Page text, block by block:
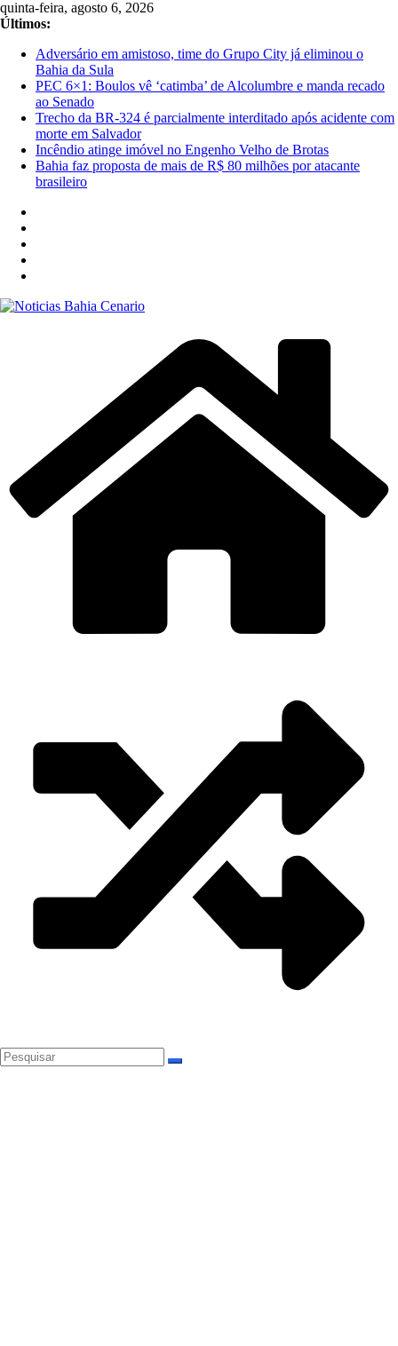
Pular
para
conteúdo
quinta-feira, agosto 6, 2026
Últimos:
Adversário em amistoso, time do Grupo City já eliminou o
Bahia da Sula
PEC 6×1: Boulos vê ‘catimba’ de Alcolumbre e manda recado
ao Senado
Trecho da BR-324 é parcialmente interditado após acidente com
morte em Salvador
Incêndio atinge imóvel no Engenho Velho de Brotas
Bahia faz proposta de mais de R$ 80 milhões por atacante
brasileiro